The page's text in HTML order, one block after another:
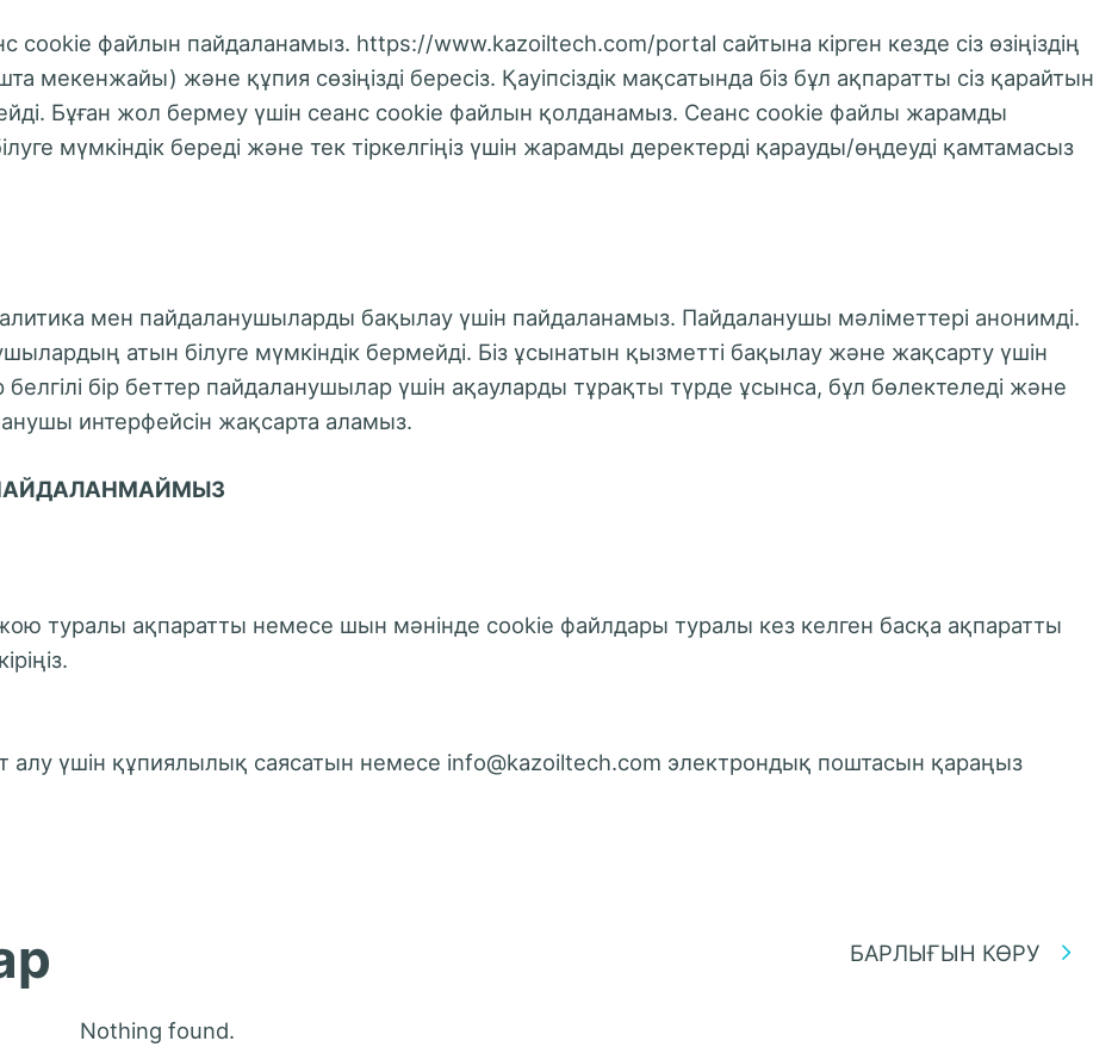
cookie файлын пайдаланамыз. https://www.kazoiltech.com/portal сайтына кірген кезде сіз өзіңіздің
және құпия сөзіңізді бересіз. Қауіпсіздік мақсатында біз бұл ақпаратты сіз қарайтын
Бұған жол бермеу үшін сеанс cookie файлын қолданамыз. Сеанс cookie файлы жарамды
​​мүмкіндік береді және тек тіркелгіңіз үшін жарамды деректерді қарауды/өңдеуді қамтамасыз
мен пайдаланушыларды бақылау үшін пайдаланамыз. Пайдаланушы мәліметтері анонимді.
атын білуге ​​мүмкіндік бермейді. Біз ұсынатын қызметті бақылау және жақсарту үшін
бір беттер пайдаланушылар үшін ақауларды тұрақты түрде ұсынса, бұл бөлектеледі және
интерфейсін жақсарта аламыз.
ПАЙДАЛАНМАЙМЫЗ
туралы ақпаратты немесе шын мәнінде cookie файлдары туралы кез келген басқа ақпаратты
кіріңіз.
үшін құпиялылық саясатын немесе info@kazoiltech.com электрондық поштасын қараңыз
БАРЛЫҒЫН КӨРУ
Nothing found.